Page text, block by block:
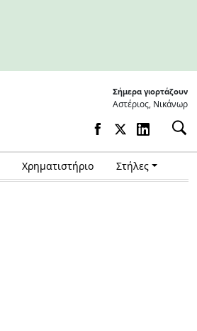
Σήμερα γιορτάζουν
Αστέριος, Νικάνωρ
Χρηματιστήριο Στήλες